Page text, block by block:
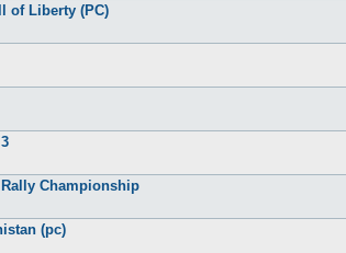
of Liberty (PC)
Championship
(pc)